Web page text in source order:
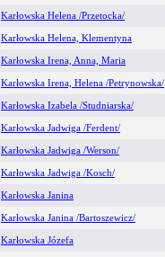
Karłowska Helena /Przetocka/
Karłowska Helena, Klementyna
Karłowska Irena, Anna, Maria
Karłowska Irena, Helena /Petrynowska/
Karłowska Izabela /Studniarska/
Karłowska Jadwiga /Ferdent/
Karłowska Jadwiga /Werson/
Karłowska Jadwiga /Kosch/
Karłowska Janina
Karłowska Janina /Bartoszewicz/
Karłowska Józefa